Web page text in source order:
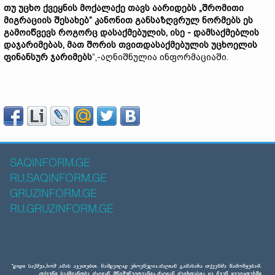
თუ უცხო ქვეყნის მოქალაქე თავს აარიდებს „შრომითი
მიგრაციის შესახებ“ კანონით განსაზღვრულ ნორმებს ეს
გამოიწვევს როგორც დასაქმებულის, ისე - დამსაქმებლის
დაჯარიმებას, მათ შორის თვითდასაქმებულის უცხოელის
ფინანსურ ჯარიმებს“,-აღნიშნულია ინფორმაციაში.
SAQINFORM.GE
RU.SAQINFORM.GE
GRUZINFORM.GE
RU.GRUZINFORM.GE